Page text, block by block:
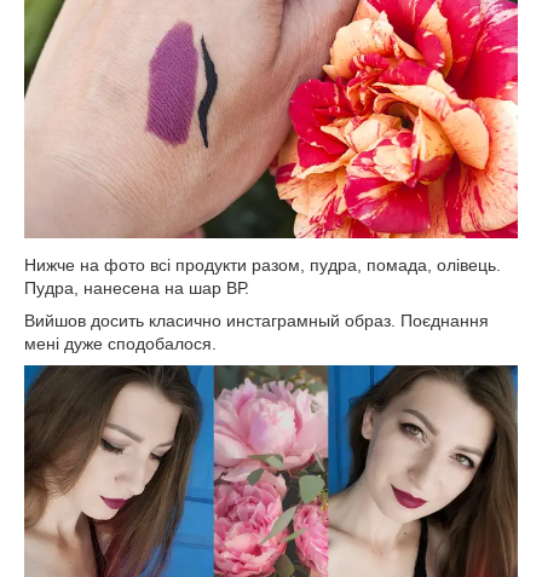
Нижче на фото всі продукти разом, пудра, помада, олівець.
Пудра, нанесена на шар ВР.
Вийшов досить класично инстаграмный образ. Поєднання
мені дуже сподобалося.